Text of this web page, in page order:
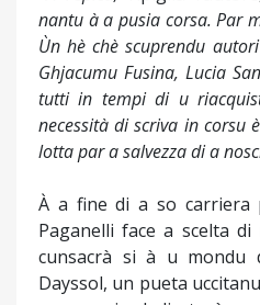
nantu à a pusia corsa. Par
Ùn hè chè scuprendu
Ghjacumu Fusina, Lucia
tutti in tempi di u
necessità di scriva in corsu
lotta par a salvezza di a
À a fine di a so carriera
Paganelli face a scelta
cunsacrà si à u mondu
Dayssol, un pueta